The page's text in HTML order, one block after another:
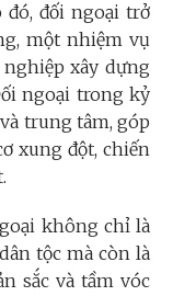
đó, đối ngoại trở
một nhiệm vụ
xây dựng
ngoại trong kỷ
trung tâm, góp
xung đột, chiến
không chỉ là
tộc mà còn là
sắc và tầm vóc